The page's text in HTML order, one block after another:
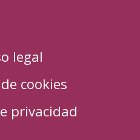
legal
cookies
privacidad